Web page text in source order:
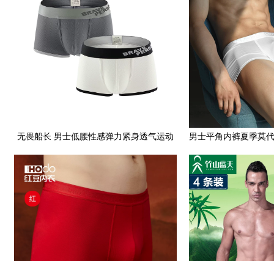
无畏船长 男士低腰性感弹力紧身透气运动
健身U凸囊袋四角平角内裤
男士平角内裤夏季莫
纯色柔软透